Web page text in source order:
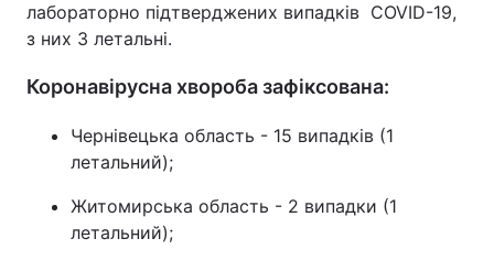
Послуги
лабораторно підтверджених випадків COVID-19,
з них 3 летальні.
Коронавірусна хвороба зафіксована:
Чернівецька область - 15 випадків (1
летальний);
Житомирська область - 2 випадки (1
летальний);